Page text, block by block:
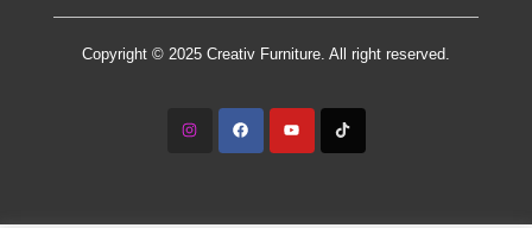
Copyright © 2025 Creativ Furniture. All right reserved.